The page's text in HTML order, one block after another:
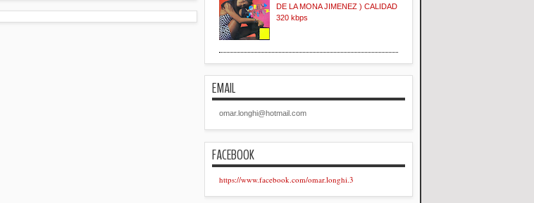
DE LA MONA JIMENEZ ) CALIDAD
320 kbps
EMAIL
omar.longhi@hotmail.com
FACEBOOK
https://www.facebook.com/omar.longhi.3